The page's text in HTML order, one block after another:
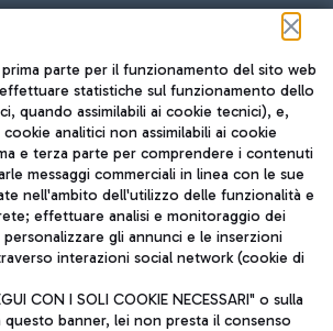
l'aeroporto di Fiumicino da Roma
Trenitalia.
TRAVEL JOURNAL
ITA
parte per il funzionamento del sito web
statistiche sul funzionamento dello
quando assimilabili ai cookie tecnici), e,
analitici non assimilabili ai cookie
e terza parte per comprendere i contenuti
messaggi commerciali in linea con le sue
nell'ambito dell'utilizzo delle funzionalità e
effettuare analisi e monitoraggio dei
gli annunci e le inserzioni
interazioni social network (cookie di
CON I SOLI COOKIE NECESSARI" o sulla
banner, lei non presta il consenso